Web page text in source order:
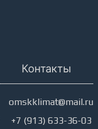
Контакты
omskklimat@mail.ru
+7 (913) 633-36-03